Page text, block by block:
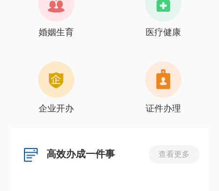
婚姻生育 医疗健康
企业开办 证件办理
高效办成一件事 查看更多